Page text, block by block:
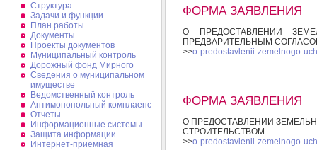
Структура
Задачи и функции
План работы
Документы
Проекты документов
Муниципальный контроль
Дорожный фонд Мирного
Cведения о муниципальном
имуществе
Ведомственный контроль
Антимонопольный комплаенс
Отчеты
Информационные системы
Защита информации
Интернет-приемная
ФОРМА ЗАЯВЛЕНИЯ
О ПРЕДОСТАВЛЕНИИ
ПРЕДВАРИТЕЛЬНЫМ
>>o-predostavlenii-zemelnogo-
ФОРМА ЗАЯВЛЕНИЯ
О ПРЕДОСТАВЛЕНИИ
СТРОИТЕЛЬСТВОМ
>>o-predostavlenii-zemelnogo-